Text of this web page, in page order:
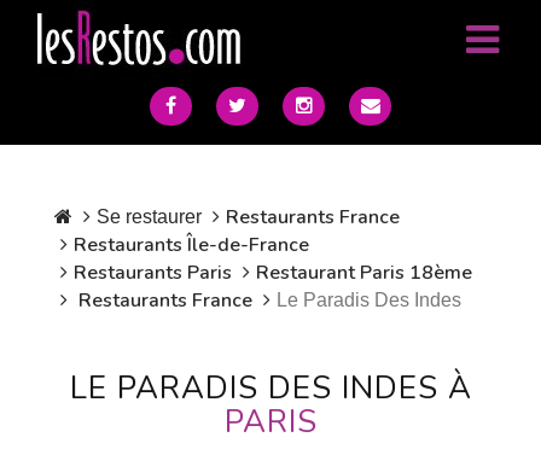
Se restaurer
Restaurants France
Restaurants Île-de-France
Restaurants Paris
Restaurant Paris 18ème
Restaurants France
Le Paradis Des Indes
LE PARADIS DES INDES À
PARIS